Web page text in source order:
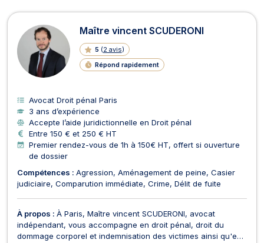
Maître vincent SCUDERONI
5 (2 avis)
Répond rapidement
Avocat Droit pénal Paris
3 ans d’expérience
Accepte l’aide juridictionnelle en Droit pénal
Entre 150 € et 250 € HT
Premier rendez-vous de 1h à 150€ HT, offert si ouverture
de dossier
Compétences : Agression Aménagement de peine Casier
judiciaire Comparution immédiate Crime Délit de fuite
À propos : À Paris, Maître vincent SCUDERONI, avocat
indépendant, vous accompagne en droit pénal, droit du
dommage corporel et indemnisation des victimes ainsi qu'en